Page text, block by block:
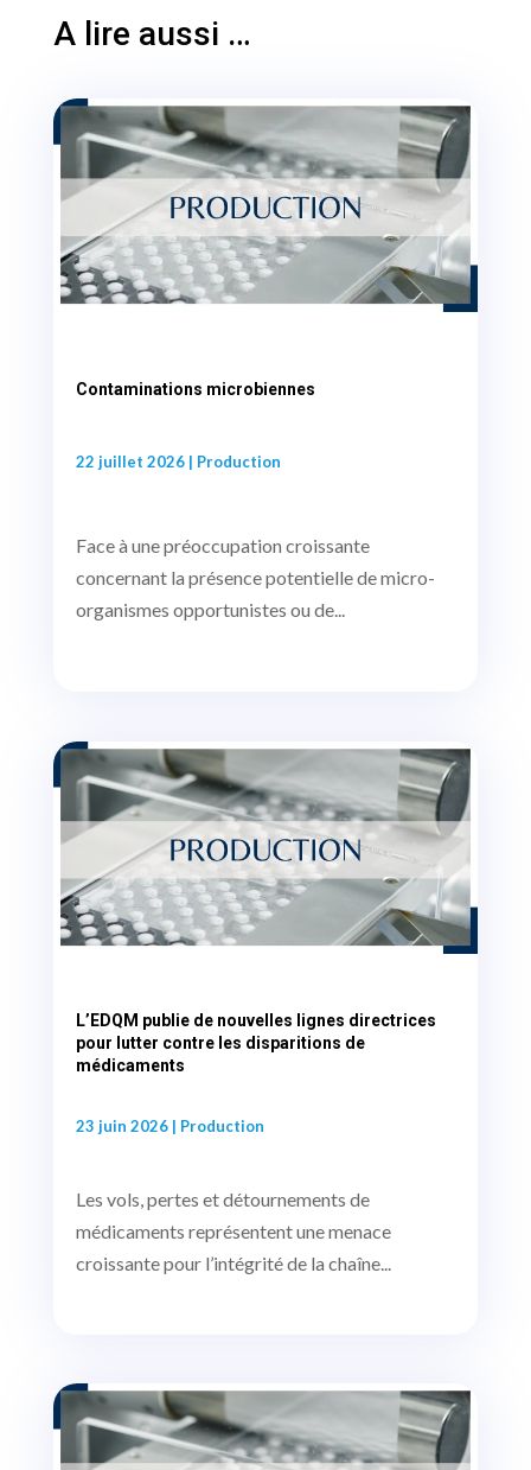
A lire aussi …
Contaminations microbiennes
22 juillet 2026| Production
Face à une préoccupation croissante
concernant la présence potentielle de micro-
organismes opportunistes ou de...
L’EDQM publie de nouvelles lignes directrices
pour lutter contre les disparitions de
médicaments
23 juin 2026| Production
Les vols, pertes et détournements de
médicaments représentent une menace
croissante pour l’intégrité de la chaîne...